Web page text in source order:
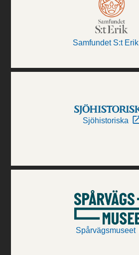
Samfundet S:t Erik
Sjöhistoriska
Spårvägsmuseet